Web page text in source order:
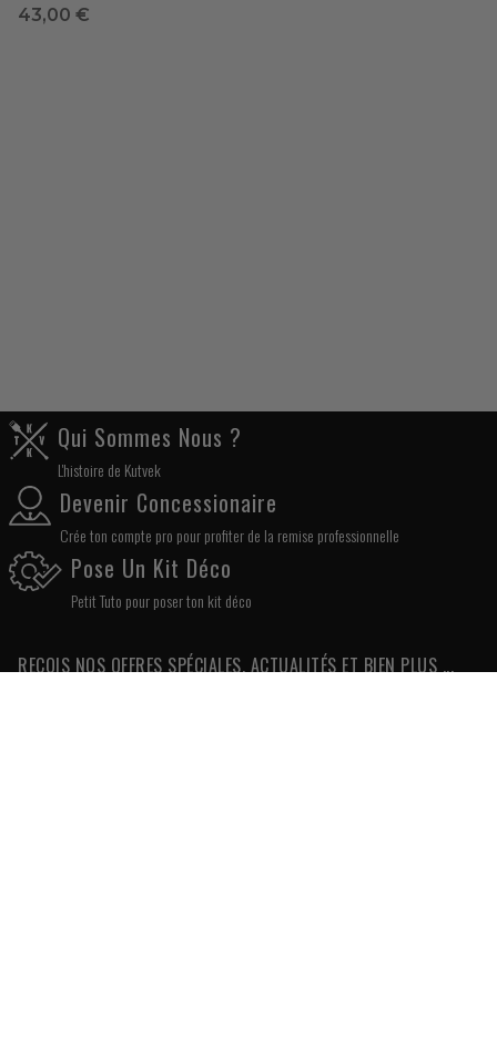
43,00 €
Qui Sommes Nous ?
L'histoire de Kutvek
Devenir Concessionaire
Crée ton compte pro pour profiter de la remise professionnelle
Pose Un Kit Déco
Petit Tuto pour poser ton kit déco
REÇOIS NOS OFFRES SPÉCIALES, ACTUALITÉS ET BIEN PLUS ...